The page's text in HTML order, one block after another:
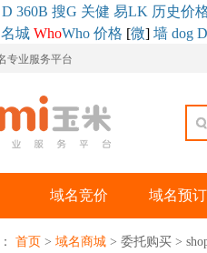
D 360B 搜G 关健 易LK 历史价
名城 WhoWho 价格 [微] 墙 dog